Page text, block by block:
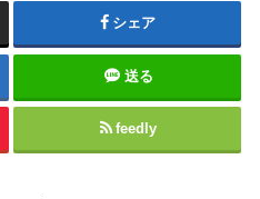
シェア
送る
feedly